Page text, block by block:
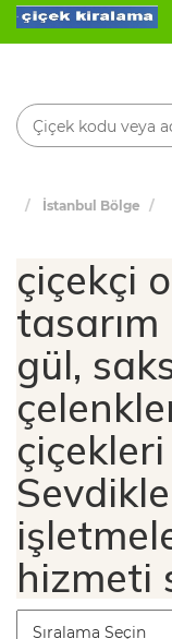
İstanbul Bölge
çiçekçi
gül,
çiçekleri
hizmeti